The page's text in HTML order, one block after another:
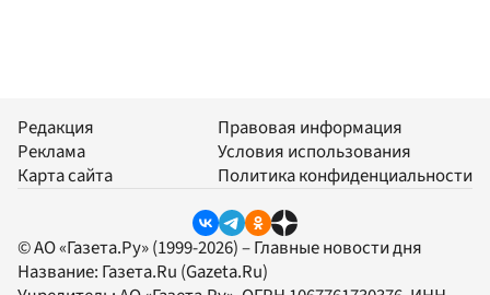
Редакция
Реклама
Карта сайта
Правовая информация
Условия использования
Политика конфиденциальности
© АО «Газета.Ру» (1999-2026) – Главные новости дня
Название: Газета.Ru (Gazeta.Ru)